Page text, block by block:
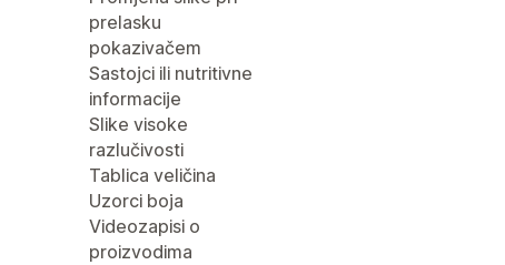
prelasku
pokazivačem
Sastojci ili nutritivne
informacije
Slike visoke
razlučivosti
Tablica veličina
Uzorci boja
Videozapisi o
proizvodima